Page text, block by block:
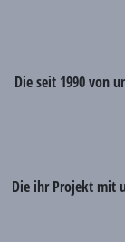
Die seit 1990 von
Die ihr Projekt mit